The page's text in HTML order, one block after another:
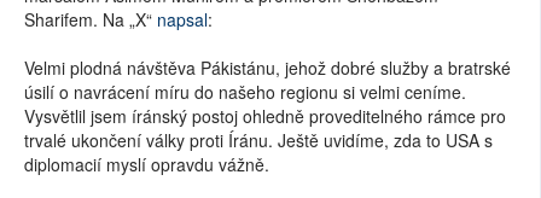
Sharifem. Na „X“ napsal:
Velmi plodná návštěva Pákistánu, jehož dobré služby a bratrské
úsilí o navrácení míru do našeho regionu si velmi ceníme.
Vysvětlil jsem íránský postoj ohledně proveditelného rámce pro
trvalé ukončení války proti Íránu. Ještě uvidíme, zda to USA s
diplomacií myslí opravdu vážně.